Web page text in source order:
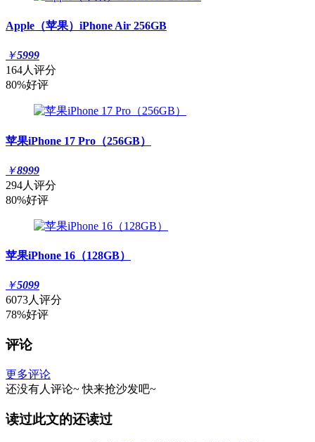
Apple（苹果）iPhone Air 256GB
￥5999
164人评分
80%好评
苹果iPhone 17 Pro（256GB）
￥8999
294人评分
80%好评
苹果iPhone 16（128GB）
￥5099
6073人评分
78%好评
评论
更多评论
还没有人评论~ 快来抢沙发吧~
读过此文的还读过